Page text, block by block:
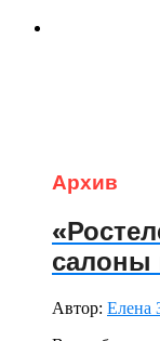
Архив
салоны
Автор: Елена